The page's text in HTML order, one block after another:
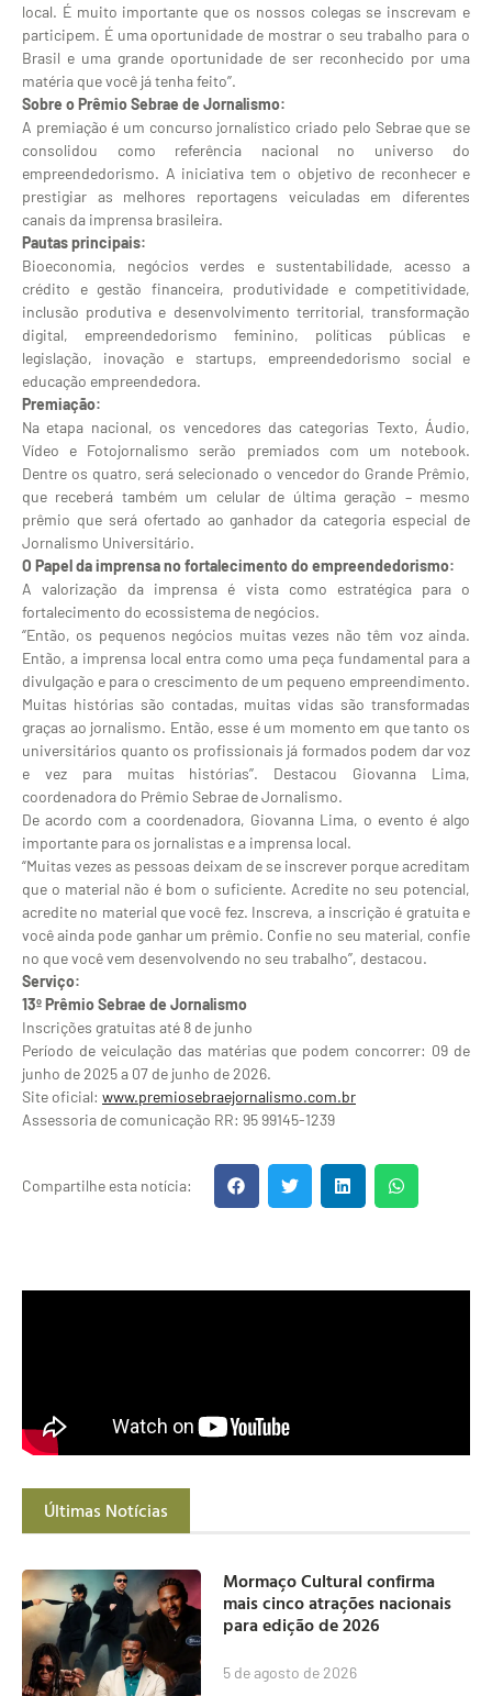
local. É muito importante que os nossos colegas se inscrevam e
participem. É uma oportunidade de mostrar o seu trabalho para o
Brasil e uma grande oportunidade de ser reconhecido por uma
matéria que você já tenha feito’’.
Sobre o Prêmio Sebrae de Jornalismo:
A premiação é um concurso jornalístico criado pelo Sebrae que se
consolidou como referência nacional no universo do
empreendedorismo. A iniciativa tem o objetivo de reconhecer e
prestigiar as melhores reportagens veiculadas em diferentes
canais da imprensa brasileira.
Pautas principais:
Bioeconomia, negócios verdes e sustentabilidade, acesso a
crédito e gestão financeira, produtividade e competitividade,
inclusão produtiva e desenvolvimento territorial, transformação
digital, empreendedorismo feminino, políticas públicas e
legislação, inovação e startups, empreendedorismo social e
educação empreendedora.
Premiação:
Na etapa nacional, os vencedores das categorias Texto, Áudio,
Vídeo e Fotojornalismo serão premiados com um notebook.
Dentre os quatro, será selecionado o vencedor do Grande Prêmio,
que receberá também um celular de última geração – mesmo
prêmio que será ofertado ao ganhador da categoria especial de
Jornalismo Universitário.
O Papel da imprensa no fortalecimento do empreendedorismo:
A valorização da imprensa é vista como estratégica para o
fortalecimento do ecossistema de negócios.
‘’Então, os pequenos negócios muitas vezes não têm voz ainda.
Então, a imprensa local entra como uma peça fundamental para a
divulgação e para o crescimento de um pequeno empreendimento.
Muitas histórias são contadas, muitas vidas são transformadas
graças ao jornalismo. Então, esse é um momento em que tanto os
universitários quanto os profissionais já formados podem dar voz
e vez para muitas histórias’’. Destacou Giovanna Lima,
coordenadora do Prêmio Sebrae de Jornalismo.
De acordo com a coordenadora, Giovanna Lima, o evento é algo
importante para os jornalistas e a imprensa local.
“Muitas vezes as pessoas deixam de se inscrever porque acreditam
que o material não é bom o suficiente. Acredite no seu potencial,
acredite no material que você fez. Inscreva, a inscrição é gratuita e
você ainda pode ganhar um prêmio. Confie no seu material, confie
no que você vem desenvolvendo no seu trabalho’’, destacou.
Serviço:
13º Prêmio Sebrae de Jornalismo
Inscrições gratuitas até 8 de junho
Período de veiculação das matérias que podem concorrer: 09 de
junho de 2025 a 07 de junho de 2026.
Site oficial: www.premiosebraejornalismo.com.br
Assessoria de comunicação RR: 95 99145-1239
Compartilhe esta notícia:
Últimas Notícias
Mormaço Cultural confirma
mais cinco atrações nacionais
para edição de 2026
5 de agosto de 2026